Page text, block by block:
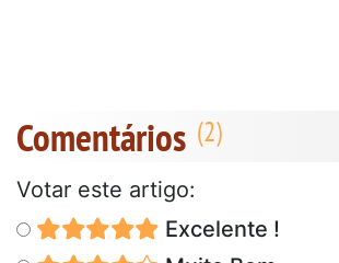
Comentários
Votar este artigo:
Excelente !